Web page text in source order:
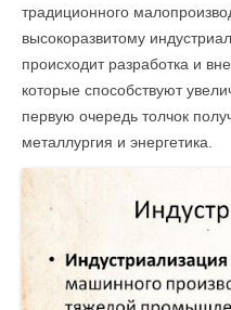
традиционного
высокоразвитому
происходит разработка и
которые способствуют
первую очередь толчок
металлургия и энергетика.